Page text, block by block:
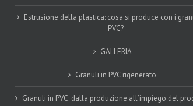
Estrusione della plastica: cosa si produce con i
PVC?
GALLERIA
Granuli in PVC rigenerato
Granuli in PVC: dalla produzione all’impiego del